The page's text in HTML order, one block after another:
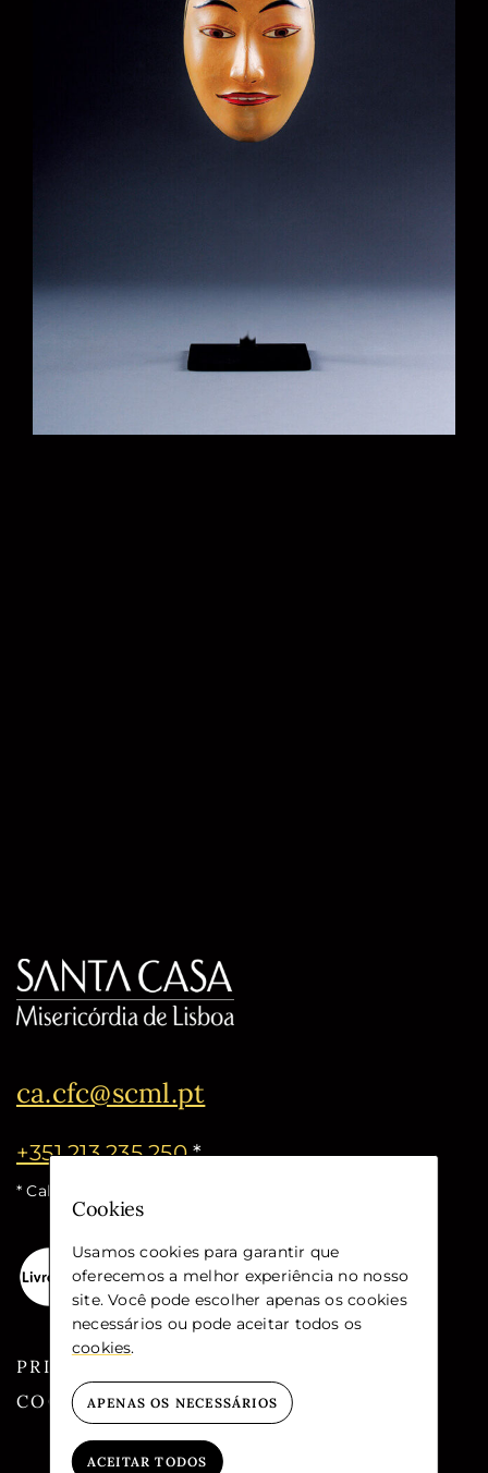
ca.cfc@scml.pt
+351 213 235 250*
* Call cost for the national fixed network
PRIVACY
COOKIES
Cookies
Usamos cookies para garantir que
oferecemos a melhor experiência no nosso
site. Você pode escolher apenas os cookies
necessários ou pode aceitar todos os
cookies.
APENAS OS NECESSÁRIOS
ACEITAR TODOS